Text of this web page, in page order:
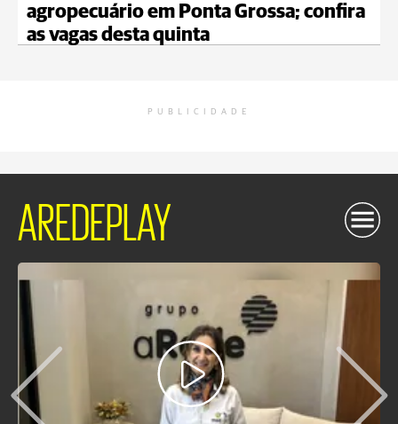
agropecuário em Ponta Grossa; confira
as vagas desta quinta
PUBLICIDADE
AREDEPLAY